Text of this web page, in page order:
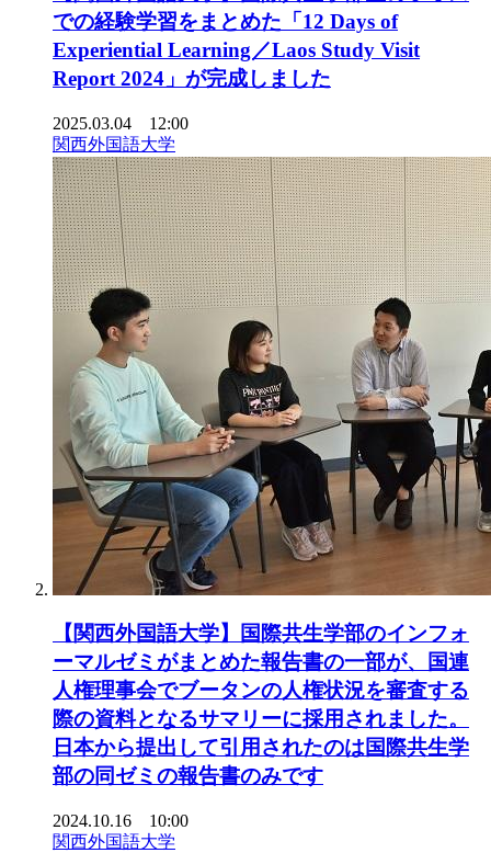
での経験学習をまとめた「12 Days of
Experiential Learning／Laos Study Visit
Report 2024」が完成しました
2025.03.04 12:00
関西外国語大学
【関西外国語大学】国際共生学部のインフォ
ーマルゼミがまとめた報告書の一部が、国連
人権理事会でブータンの人権状況を審査する
際の資料となるサマリーに採用されました。
日本から提出して引用されたのは国際共生学
部の同ゼミの報告書のみです
2024.10.16 10:00
関西外国語大学